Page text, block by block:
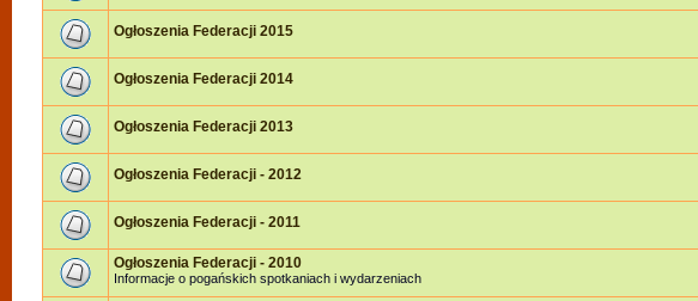
Ogłoszenia Federacji 2015
Ogłoszenia Federacji 2014
Ogłoszenia Federacji 2013
Ogłoszenia Federacji - 2012
Ogłoszenia Federacji - 2011
Ogłoszenia Federacji - 2010
Informacje o pogańskich spotkaniach i wydarzeniach